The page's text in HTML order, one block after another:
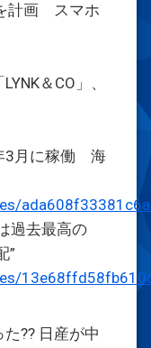
計画 スマホ
＆CO」、
3月に稼働 海
過去最高の
”
?? 日産が中